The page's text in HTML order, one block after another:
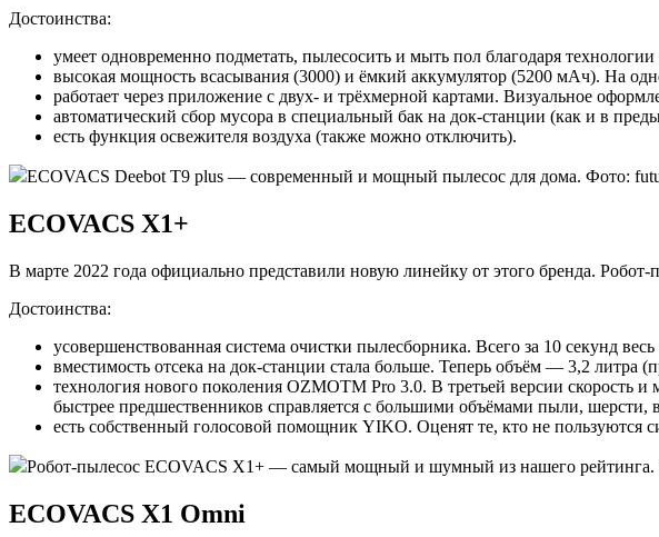
Достоинства:
умеет одновременно подметать, пылесосить и мыть пол благодаря
высокая мощность всасывания (3000) и ёмкий аккумулятор (5200 мАч). На
работает через приложение с двух- и трёхмерной картами. Визуальное
автоматический сбор мусора в специальный бак на док-станции (как и в
есть функция освежителя воздуха (также можно отключить).
ECOVACS Deebot T9 plus — современный и мощный пылесос для дома. Фото:
ECOVACS X1+
В марте 2022 года официально представили новую линейку от этого бренда.
Достоинства:
усовершенствованная система очистки пылесборника. Всего за 10 секунд
вместимость отсека на док-станции стала больше. Теперь объём — 3,2 литра
технология нового поколения OZMOTM Pro 3.0. В третьей версии скорость
быстрее предшественников справляется с большими объёмами пыли, шерсти,
есть собственный голосовой помощник YIKO. Оценят те, кто не пользуются
Робот-пылесос ECOVACS X1+ — самый мощный и шумный из нашего рейтинга.
ECOVACS X1 Omni